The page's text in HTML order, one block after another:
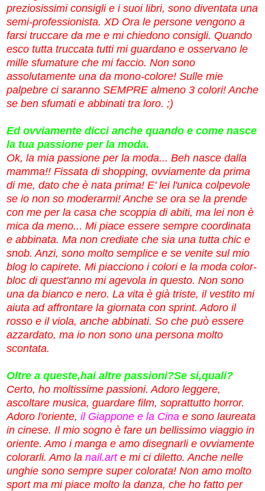
preziosissimi consigli e i suoi libri, sono diventata una
semi-professionista. XD Ora le persone vengono a
farsi truccare da me e mi chiedono consigli. Quando
esco tutta truccata tutti mi guardano e osservano le
mille sfumature che mi faccio. Non sono
assolutamente una da mono-colore! Sulle mie
palpebre ci saranno SEMPRE almeno 3 colori! Anche
se ben sfumati e abbinati tra loro. ;)
Ed ovviamente dicci anche quando e come nasce
la tua passione per la moda.
Ok, la mia passione per la moda... Beh nasce dalla
mamma!! Fissata di shopping, ovviamente da prima
di me, dato che è nata prima! E' lei l'unica colpevole
se io non so moderarmi! Anche se ora se la prende
con me per la casa che scoppia di abiti, ma lei non è
mica da meno... Mi piace essere sempre coordinata
e abbinata. Ma non crediate che sia una tutta chic e
snob. Anzi, sono molto semplice e se venite sul mio
blog lo capirete. Mi piacciono i colori e la moda color-
bloc di quest'anno mi agevola in questo. Non sono
una da bianco e nero. La vita è già triste, il vestito mi
aiuta ad affrontare la giornata con sprint. Adoro il
rosso e il viola, anche abbinati. So che può essere
azzardato, ma io non sono una persona molto
scontata.
Oltre a queste,hai altre passioni?Se si,quali?
Certo, ho moltissime passioni. Adoro leggere,
ascoltare musica, guardare film, soprattutto horror.
Adoro l'oriente, il Giappone e la Cina e sono laureata
in cinese. Il mio sogno è fare un bellissimo viaggio in
oriente. Amo i manga e amo disegnarli e ovviamente
colorarli. Amo la nail.arte mi ci diletto. Anche nelle
unghie sono sempre super colorata! Non amo molto
sport ma mi piace molto la danza, che ho fatto per